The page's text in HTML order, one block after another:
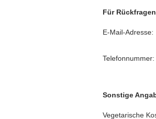
Für Rückfragen
E-Mail-Adresse:
Telefonnummer:
Sonstige
Vegetarische